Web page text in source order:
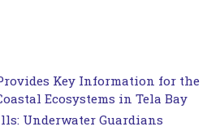
Key Information for the
Ecosystems in Tela Bay
Underwater Guardians